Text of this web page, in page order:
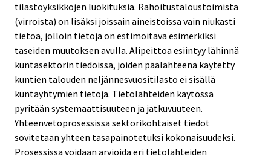
tilastoyksikköjen luokituksia. Rahoitustaloustoimista
(virroista) on lisäksi joissain aineistoissa vain niukasti
tietoa, jolloin tietoja on estimoitava esimerkiksi
taseiden muutoksen avulla. Alipeittoa esiintyy lähinnä
kuntasektorin tiedoissa, joiden päälähteenä käytetty
kuntien talouden neljännesvuositilasto ei sisällä
kuntayhtymien tietoja. Tietolähteiden käytössä
pyritään systemaattisuuteen ja jatkuvuuteen.
Yhteenvetoprosessissa sektorikohtaiset tiedot
sovitetaan yhteen tasapainotetuksi kokonaisuudeksi.
Prosessissa voidaan arvioida eri tietolähteiden